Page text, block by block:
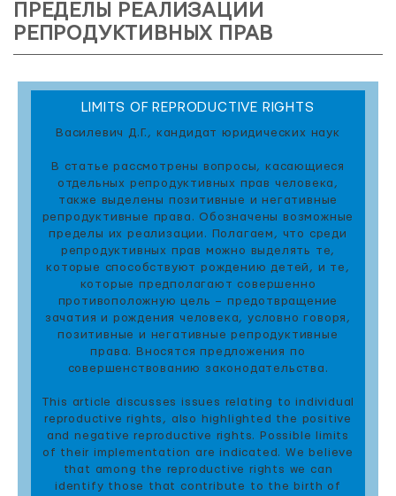
ПРЕДЕЛЫ РЕАЛИЗАЦИИ
РЕПРОДУКТИВНЫХ ПРАВ
LIMITS OF REPRODUCTIVE RIGHTS
Василевич Д.Г., кандидат юридических наук
В статье рассмотрены вопросы, касающиеся
отдельных репродуктивных прав человека,
также выделены позитивные и негативные
репродуктивные права. Обозначены возможные
пределы их реализации. Полагаем, что среди
репродуктивных прав можно выделять те,
которые способствуют рождению детей, и те,
которые предполагают совершенно
противоположную цель – предотвращение
зачатия и рождения человека, условно говоря,
позитивные и негативные репродуктивные
права. Вносятся предложения по
совершенствованию законодательства.
This article discusses issues relating to individual
reproductive rights, also highlighted the positive
and negative reproductive rights. Possible limits
of their implementation are indicated. We believe
that among the reproductive rights we can
identify those that contribute to the birth of